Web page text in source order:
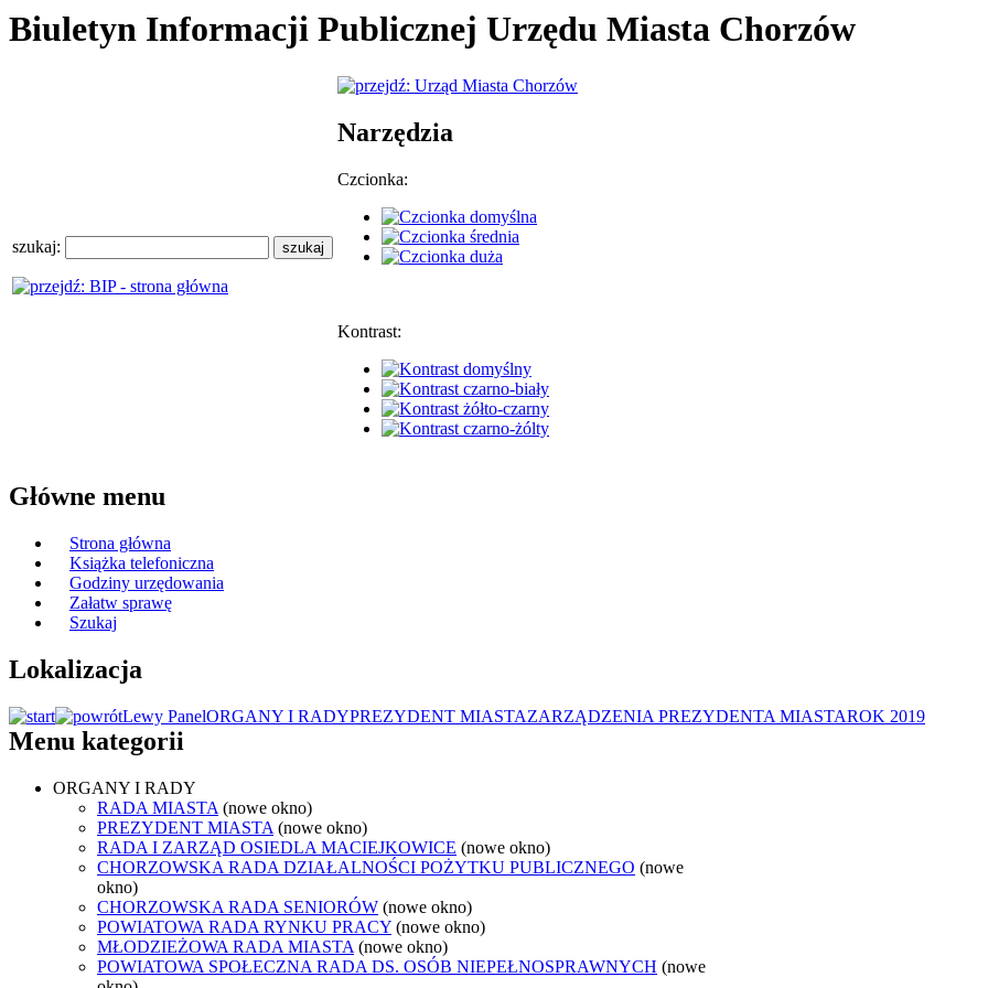
Biuletyn Informacji Publicznej Urzędu Miasta Chorzów
szukaj:
Narzędzia
Czcionka:
Kontrast:
Główne menu
Strona główna
Książka telefoniczna
Godziny urzędowania
Załatw sprawę
Szukaj
Lokalizacja
Lewy PanelORGANY I RADYPREZYDENT MIASTAZARZĄDZENIA PREZYDENTA MIASTAROK 2019
Menu kategorii
ORGANY I RADY
RADA MIASTA (nowe okno)
PREZYDENT MIASTA (nowe okno)
RADA I ZARZĄD OSIEDLA MACIEJKOWICE (nowe okno)
CHORZOWSKA RADA DZIAŁALNOŚCI POŻYTKU PUBLICZNEGO (nowe
okno)
CHORZOWSKA RADA SENIORÓW (nowe okno)
POWIATOWA RADA RYNKU PRACY (nowe okno)
MŁODZIEŻOWA RADA MIASTA (nowe okno)
POWIATOWA SPOŁECZNA RADA DS. OSÓB NIEPEŁNOSPRAWNYCH (nowe